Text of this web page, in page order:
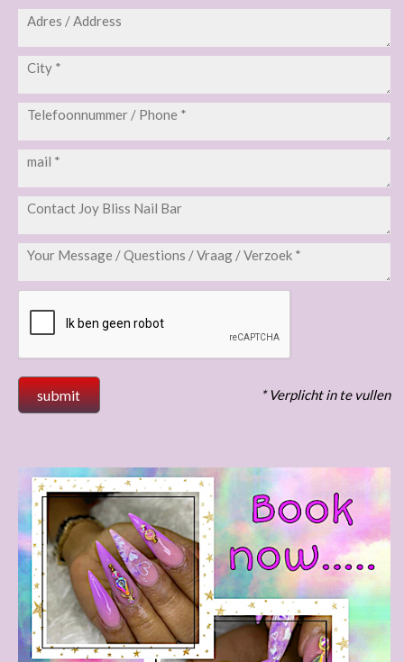
submit * Verplicht in te vullen